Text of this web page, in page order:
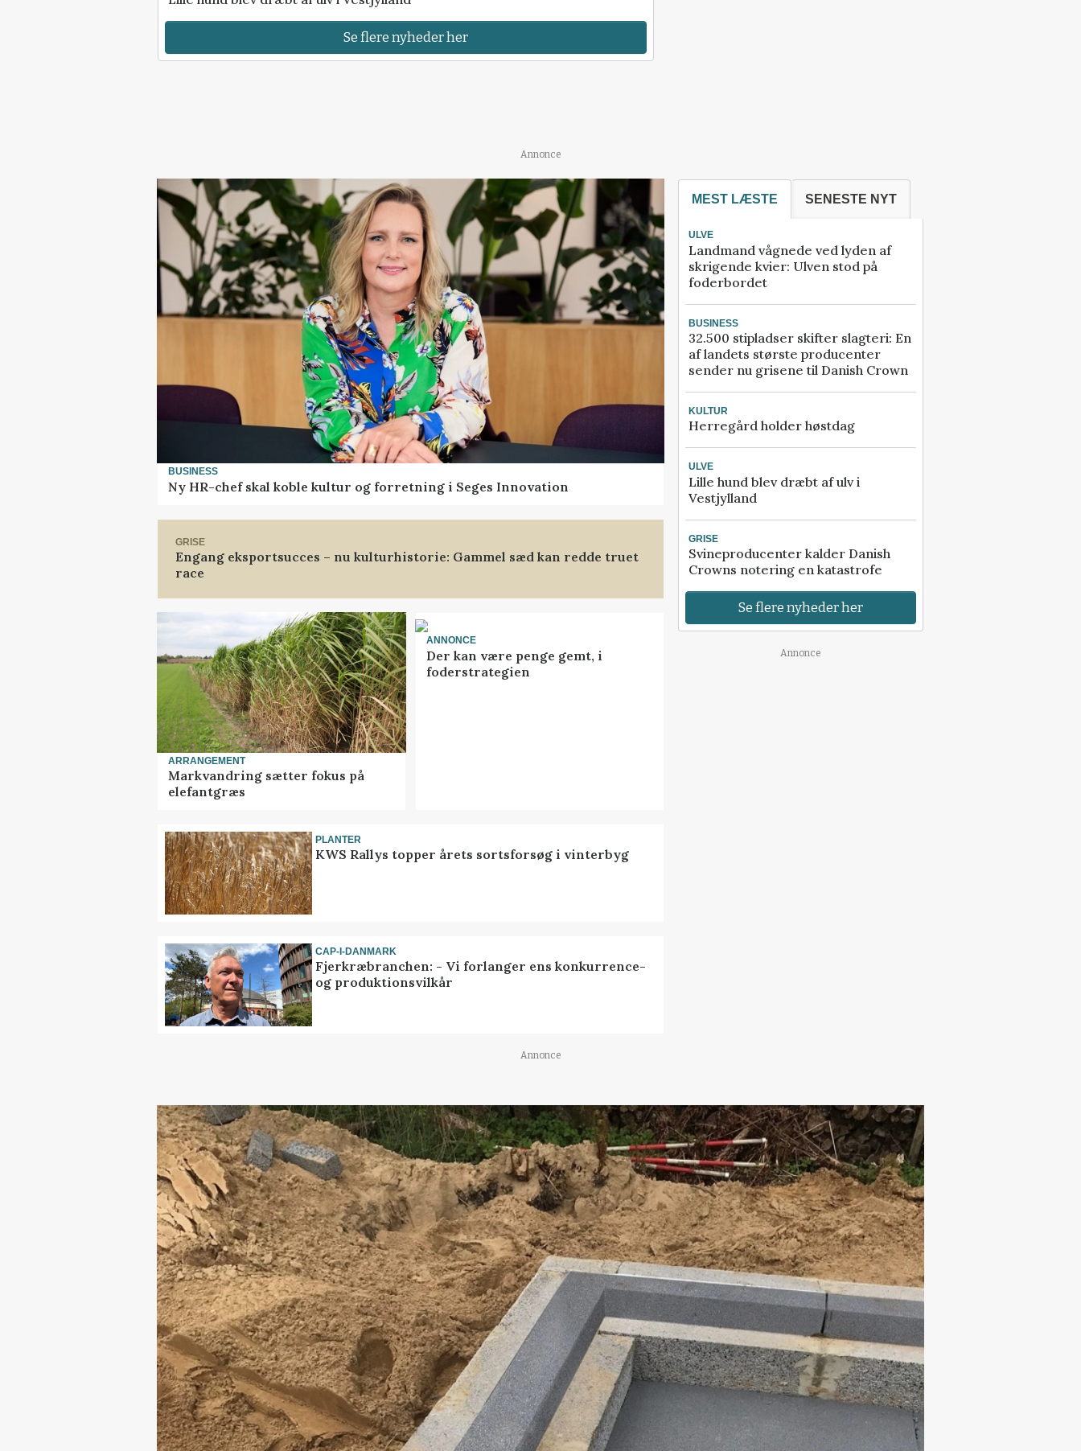
Afrikansk svinepest Grise
Se flere nyheder her
Annonce
BUSINESS
Ny HR-chef skal koble kultur og forretning i Seges Innovation
GRISE
Engang eksportsucces – nu kulturhistorie: Gammel sæd kan redde truet
race
ARRANGEMENT
Markvandring sætter fokus på
elefantgræs
ANNONCE
Der kan være penge gemt, i
foderstrategien
PLANTER
KWS Rallys topper årets sortsforsøg i vinterbyg
CAP-I-DANMARK
Fjerkræbranchen: - Vi forlanger ens konkurrence-
og produktionsvilkår
MEST LÆSTE SENESTE NYT
ULVE
Landmand vågnede ved lyden af
skrigende kvier: Ulven stod på
foderbordet
BUSINESS
32.500 stipladser skifter slagteri: En
af landets største producenter
sender nu grisene til Danish Crown
KULTUR
Herregård holder høstdag
ULVE
Lille hund blev dræbt af ulv i
Vestjylland
GRISE
Svineproducenter kalder Danish
Crowns notering en katastrofe
Se flere nyheder her
Annonce
Annonce